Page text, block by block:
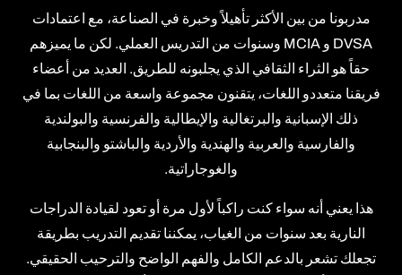
مدربونا من بين الأكثر تأهيلاً وخبرة في الصناعة، مع اعتمادات
DVSA و MCIA وسنوات من التدريس العملي. لكن ما يميزهم
حقاً هو الثراء الثقافي الذي يجلبونه للطريق. العديد من أعضاء
فريقنا متعددو اللغات، يتقنون مجموعة واسعة من اللغات بما في
ذلك الإسبانية والبرتغالية والإيطالية والفرنسية والبولندية
والفارسية والعربية والهندية والأردية والباشتو والبنجابية
والغوجاراتية.
هذا يعني أنه سواء كنت راكباً لأول مرة أو تعود لقيادة الدراجات
النارية بعد سنوات من الغياب، يمكننا تقديم التدريب بطريقة
تجعلك تشعر بالدعم الكامل والفهم الواضح والترحيب الحقيقي.